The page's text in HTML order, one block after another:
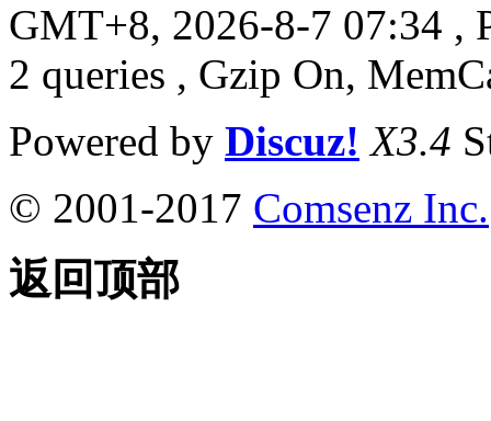
GMT+8, 2026-8-7 07:34 ,
2 queries , Gzip On,
Powered by Discuz! X3.4
© 2001-2017 Comsenz Inc.
返回顶部